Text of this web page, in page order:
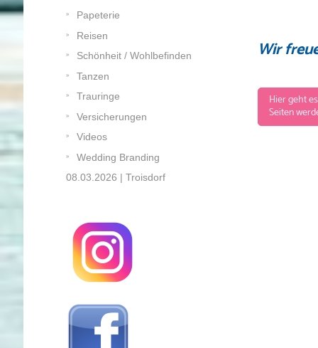
Wir
Hier
Seiten
Papeterie
Reisen
Schönheit / Wohlbefinden
Tanzen
Trauringe
Versicherungen
Videos
Wedding Branding
08.03.2026 | Troisdorf